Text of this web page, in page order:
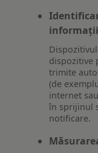
dispozitive
trimite
(de
internet
în sprijinul
notificare.